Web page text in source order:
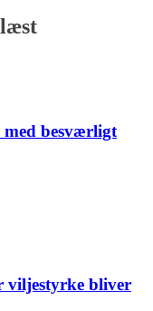
besværligt
viljestyrke bliver